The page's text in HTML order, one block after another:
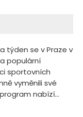
týden se v Praze v
populární
sportovních
vyměnili své
nabízí...